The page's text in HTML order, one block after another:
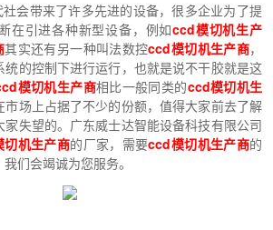
会带来了许多先进的设备，很多企业为了提
在引进各种新型设备，例如ccd模切机生产
其实还有另一种叫法数控ccd模切机生产商，
的控制下进行运行，也就是说不干胶就是这
模切机生产商相比一般同类的ccd模切机生
市场上占据了不少的份额，值得大家前去了解
家失望的。广东威士达智能设备科技有限公司
机生产商的厂家，需要ccd模切机生产商的
们会竭诚为您服务。